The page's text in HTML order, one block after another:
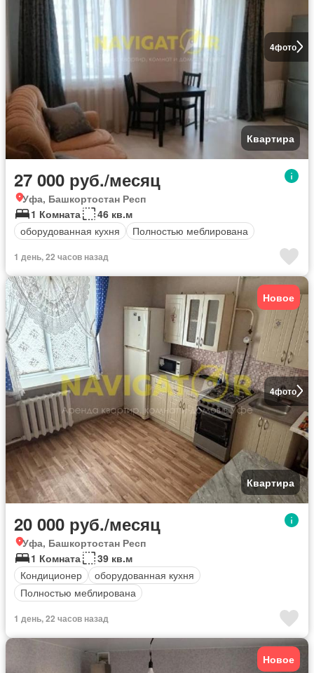
4фото
Квартира
27 000 руб./месяц
Уфа, Башкортостан Респ
1 Комната
46 кв.м
оборудованная кухня
Полностью меблирована
1 день, 22 часов назад
4фото
Новое
Квартира
20 000 руб./месяц
Уфа, Башкортостан Респ
1 Комната
39 кв.м
Кондиционер
оборудованная кухня
Полностью меблирована
1 день, 22 часов назад
Новое